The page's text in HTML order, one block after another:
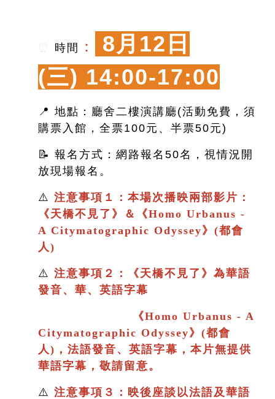
時間 ：
8月12日
(三) 14:00-17:00
📍 地點：廳舍二樓演講廳(活動免費，須
購票入館，全票100元、半票50元)
📝 報名方式：網路報名50名，視情況開
放現場報名。
⚠️ 注意事項１：本場次播映兩部影片：
《天橋不見了 》＆ 《Homo Urbanus -
A Citymatographic Odyssey》(都會
人)
⚠️ 注意事項２： 《天橋不見了 》 為華語
發音、華、英語字幕
《Homo Urbanus - A
Citymatographic Odyssey》(都會
人)，法語發音、英語字幕，本片無提供
華語字幕，敬請留意。
⚠️ 注意事項３：映後座談以法語及華語